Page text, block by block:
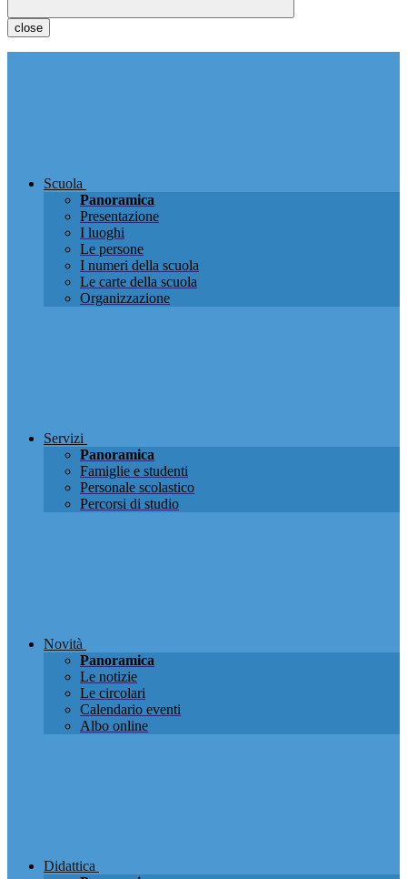
close
Scuola
Panoramica
Presentazione
I luoghi
Le persone
I numeri della scuola
Le carte della scuola
Organizzazione
Servizi
Panoramica
Famiglie e studenti
Personale scolastico
Percorsi di studio
Novità
Panoramica
Le notizie
Le circolari
Calendario eventi
Albo online
Didattica